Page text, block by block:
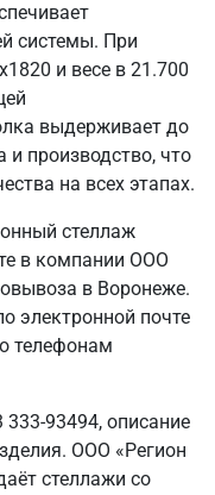
системы. При
и весе в 21.700
выдерживает до
и производство, что
на всех этапах.
стеллаж
в компании ООО
в Воронеже.
электронной почте
телефонам
93494, описание
ООО «Регион
стеллажи со